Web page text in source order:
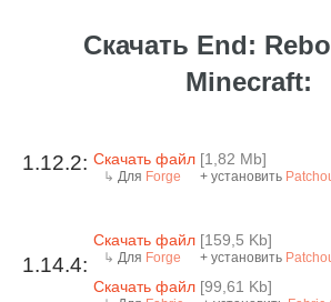
Скачать End:
Minecraft:
1.12.2: Скачать файл [1,82 Mb]
Для Forge + установить
1.14.4:
Скачать файл [159,5 Kb]
Для Forge + установить
Скачать файл [99,61 Kb]